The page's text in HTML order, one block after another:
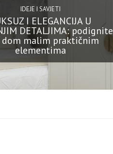
IDEJE I SAVJETI
I ELEGANCIJA U
DETALJIMA: podignite
dom malim praktičnim
elementima